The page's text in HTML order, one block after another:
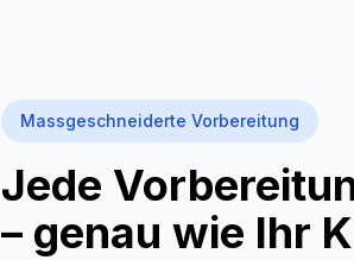
Massgeschneiderte Vorbereitung
Jede
– genau wie Ihr